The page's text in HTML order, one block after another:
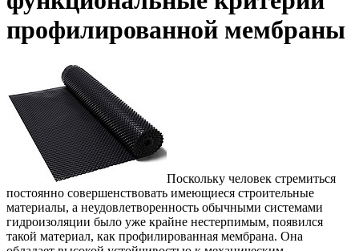
профилированной мембраны
Поскольку человек стремиться
постоянно совершенствовать имеющиеся строительные
материалы, а неудовлетворенность обычными системами
гидроизоляции было уже крайне нестерпимым, появился
такой материал, как профилированная мембрана. Она